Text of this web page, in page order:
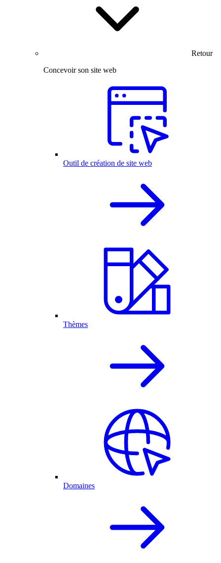
Retour
Concevoir son site web
Outil de création de site web
Thèmes
Domaines